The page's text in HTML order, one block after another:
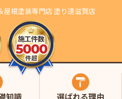
根塗装専門店 塗り達滋賀店
知識 選ばれる理由